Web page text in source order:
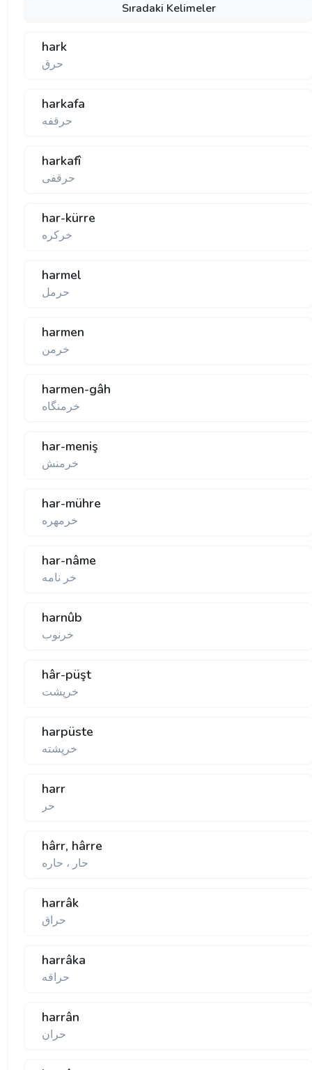
Sıradaki Kelimeler
hark
حرق
harkafa
حرقفه
harkafî
حرقفی
har-kürre
خركره
harmel
حرمل
harmen
خرمن
harmen-gâh
خرمنگاه
har-meniş
خرمنش
har-mühre
خرمهره
har-nâme
خر نامه
harnûb
خرنوب
hâr-püşt
خرپشت
harpüste
خرپشته
harr
حر
hârr, hârre
حار ، حاره
harrâk
حراق
harrâka
حراقه
harrân
حران